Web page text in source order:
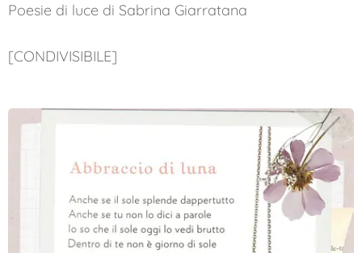
Poesie di luce di Sabrina Giarratana
[CONDIVISIBILE]